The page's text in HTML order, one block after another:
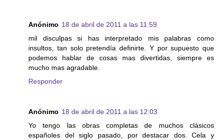
Anónimo 18 de abril de 2011 a las 11:59
mil disculpas si has interpretado mis palabras como
insultos, tan solo pretendía definirte. Y por supuesto que
podemos hablar de cosas mas divertidas, siempre es
mucho mas agradable.
Responder
Anónimo 18 de abril de 2011 a las 12:03
Yo tengo las obras completas de muchos clásicos
españoles del siglo pasado, por destacar dos. Cela y